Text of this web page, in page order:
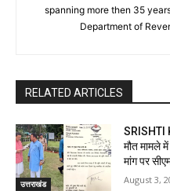
spanning more then 35
Department of
RELATED ARTICLES
उत्तराखंड
SRISHTI
मौत मामले
मांग पर
August 3,